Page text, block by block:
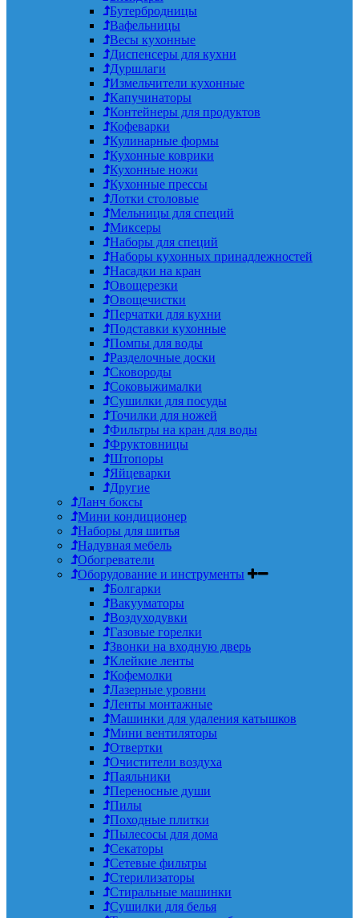
Бутербродницы
Вафельницы
Весы кухонные
Диспенсеры для кухни
Дуршлаги
Измельчители кухонные
Капучинаторы
Контейнеры для продуктов
Кофеварки
Кулинарные формы
Кухонные коврики
Кухонные ножи
Кухонные прессы
Лотки столовые
Мельницы для специй
Миксеры
Наборы для специй
Наборы кухонных принадлежностей
Насадки на кран
Овощерезки
Овощечистки
Перчатки для кухни
Подставки кухонные
Помпы для воды
Разделочные доски
Сковороды
Соковыжималки
Сушилки для посуды
Точилки для ножей
Фильтры на кран для воды
Фруктовницы
Штопоры
Яйцеварки
Другие
Ланч боксы
Мини кондиционер
Наборы для шитья
Надувная мебель
Обогреватели
Оборудование и инструменты
Болгарки
Вакууматоры
Воздуходувки
Газовые горелки
Звонки на входную дверь
Клейкие ленты
Кофемолки
Лазерные уровни
Ленты монтажные
Машинки для удаления катышков
Мини вентиляторы
Отвертки
Очистители воздуха
Паяльники
Переносные души
Пилы
Походные плитки
Пылесосы для дома
Секаторы
Сетевые фильтры
Стерилизаторы
Стиральные машинки
Сушилки для белья